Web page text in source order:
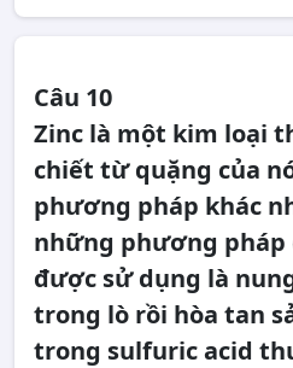
Câu 10
Zinc là một kim loại
chiết từ quặng của
phương pháp khác
những phương
được sử dụng là
trong lò rồi hòa tan
trong sulfuric acid